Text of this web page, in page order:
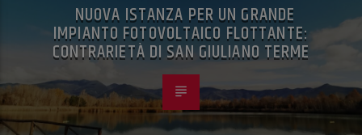
NUOVA ISTANZA PER UN GRANDE
IMPIANTO FOTOVOLTAICO FLOTTANTE:
CONTRARIETÀ DI SAN GIULIANO TERME